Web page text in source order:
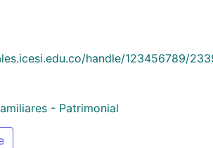
handle/123456789/
- Patrimonial